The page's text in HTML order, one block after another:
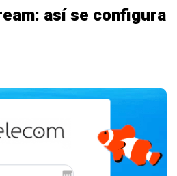
así se configura